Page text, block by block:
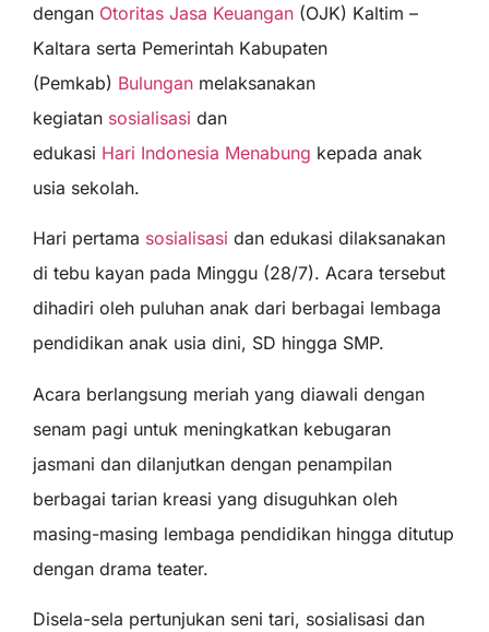
dengan Otoritas Jasa Keuangan (OJK) Kaltim –
Kaltara serta Pemerintah Kabupaten
(Pemkab) Bulungan melaksanakan
kegiatan sosialisasi dan
edukasi Hari Indonesia Menabung kepada anak
usia sekolah.
Hari pertama sosialisasi dan edukasi dilaksanakan
di tebu kayan pada Minggu (28/7). Acara tersebut
dihadiri oleh puluhan anak dari berbagai lembaga
pendidikan anak usia dini, SD hingga SMP.
Acara berlangsung meriah yang diawali dengan
senam pagi untuk meningkatkan kebugaran
jasmani dan dilanjutkan dengan penampilan
berbagai tarian kreasi yang disuguhkan oleh
masing-masing lembaga pendidikan hingga ditutup
dengan drama teater.
Disela-sela pertunjukan seni tari, sosialisasi dan